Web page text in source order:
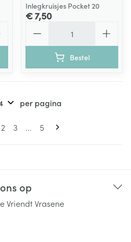
Inlegkruisjes Pocket 20
€ 7,50
Bestel
Pagina's
momenteel pagina
Pagina
2 Pagina
3 ... Pagina
5
per pagina
op
Vriendt Vrasene